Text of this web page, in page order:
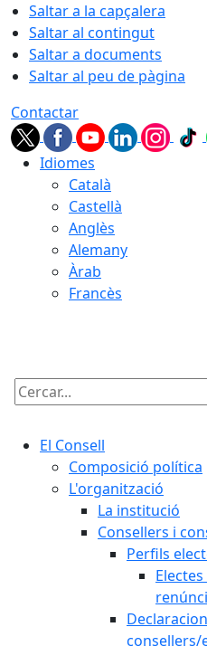
Saltar a la capçalera
Saltar al contingut
Saltar a documents
Saltar al peu de pàgina
Contactar
Idiomes
Català
Castellà
Anglès
Alemany
Àrab
Francès
Cercar:
El Consell
Composició política
L'organització
La institució
Consellers i
Perfils
consellers/